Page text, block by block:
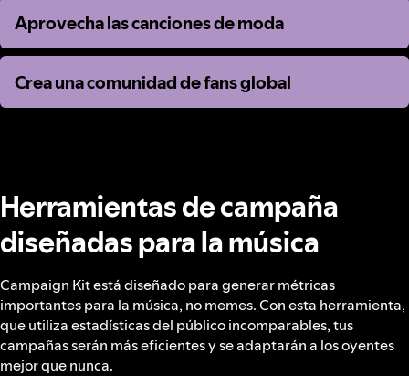
Aprovecha las canciones de moda
Aprovecha las canciones de moda
Crea una comunidad de fans global
Crea una comunidad de fans global
Herramientas de campaña
diseñadas para la música
Campaign Kit está diseñado para generar métricas
importantes para la música, no memes. Con esta herramienta,
que utiliza estadísticas del público incomparables, tus
campañas serán más eficientes y se adaptarán a los oyentes
mejor que nunca.